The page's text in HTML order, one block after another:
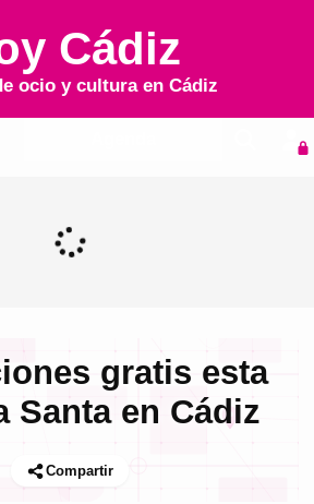
Cádiz
ocio y cultura en Cádiz
gratis esta
Santa en Cádiz
Compartir